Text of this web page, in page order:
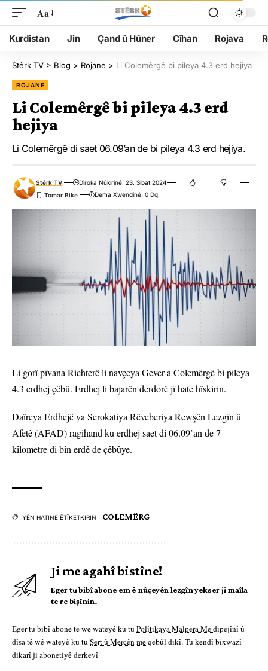
Aa
Kurdistan Jin Çand û Hûner Cîhan Rojava
Stêrk TV > Blog > Rojane > Li Colemêrgê bi pileya 4.3 erd hejiya
ROJANE
Li Colemêrgê bi pileya 4.3 erd
hejiya
Li Colemêrgê di saet 06.09’an de bi pileya 4.3 erd hejiya.
Stêrk TV
Dîroka Nûkirinê: 23. Sibat 2024
Dema Xwendinê: 0 Dq.
Li gorî pîvana Richterê li navçeya Gever a Colemêrgê bi pileya
4.3 erdhej çêbû. Erdhej li bajarên derdorê jî hate hîskirin.
Daîreya Erdhejê ya Serokatiya Rêveberiya Rewşên Lezgîn û
Afetê (AFAD) ragihand ku erdhej saet di 06.09’an de 7
kîlometre di bin erdê de çêbûye.
YÊN HATINE ÊTÎKETKIRIN COLEMÊRG
Ji me agahî bistîne!
Eger tu bibî abone em ê nûçeyên lezgîn yekser ji maîla
te re bişînin.
Eger tu bibî abone te we wateyê ku tu Polîtikaya Malpera Medipejînî û
dîsa tê wê wateyê ku tu Şert û Mercên meqebûl dikî. Tu kendî bixwazî
dikarî ji abonetiyê derkevî